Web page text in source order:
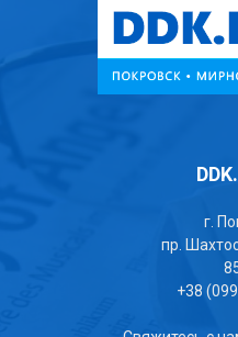
г.
пр.
+38